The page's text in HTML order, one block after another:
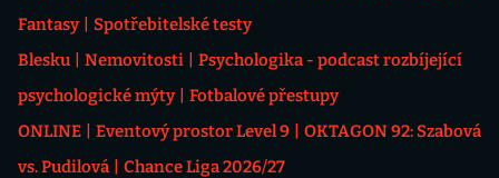
Fantasy
Spotřebitelské testy
Blesku
Nemovitosti
Psychologika - podcast rozbíjející
psychologické mýty
Fotbalové přestupy
ONLINE
Eventový prostor Level 9
OKTAGON 92: Szabová
vs. Pudilová
Chance Liga 2026/27